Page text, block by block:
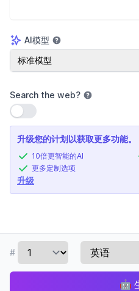
AI模型
AI模型
标准模型
Search the web?
使用设置
升级您的计划以获取更多功能。
10倍更智能的AI
更多定制选项
升级
#
🤖